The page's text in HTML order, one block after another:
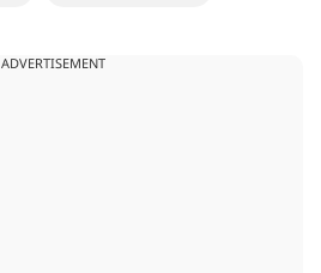
ADVERTISEMENT